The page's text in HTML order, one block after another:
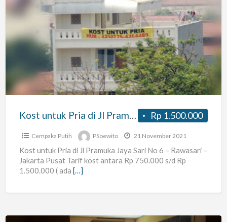
Kost
Pria
Pramuka
Jaya
Rawasari
Jakarta
Rp 1.500.000
Kost untuk Pria di Jl Pramuka Jaya Sari No 6 – Rawasari – Jakarta Pusat
Cempaka Putih PSoewito 21 November 2021
Kost untuk Pria di Jl Pramuka Jaya Sari No 6 – Rawasari –
Jakarta Pusat Tarif kost antara Rp 750.000 s/d Rp
1.500.000 ( ada […]